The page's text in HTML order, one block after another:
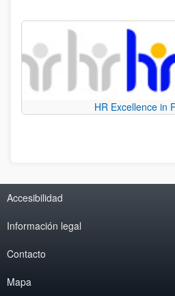
HR Excellence in
Accesibilidad
Información legal
Contacto
Mapa